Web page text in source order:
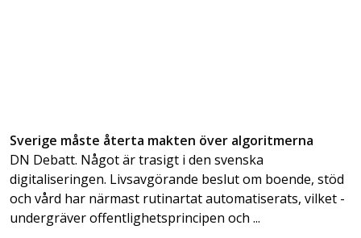
Sverige måste återta makten över algoritmerna
DN Debatt. Något är trasigt i den svenska
digitaliseringen. Livsavgörande beslut om boende, stöd
och vård har närmast rutinartat automatiserats, ­vilket ­
undergräver offentlighetsprincipen och ...